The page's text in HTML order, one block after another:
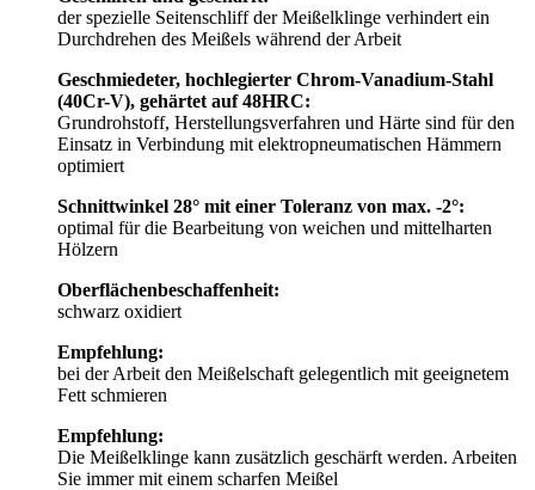
der spezielle Seitenschliff der Meißelklinge verhindert ein
Durchdrehen des Meißels während der Arbeit
Geschmiedeter, hochlegierter Chrom-Vanadium-Stahl
(40Cr-V), gehärtet auf 48HRC:
Grundrohstoff, Herstellungsverfahren und Härte sind für den
Einsatz in Verbindung mit elektropneumatischen Hämmern
optimiert
Schnittwinkel 28° mit einer Toleranz von max. -2°:
optimal für die Bearbeitung von weichen und mittelharten
Hölzern
Oberflächenbeschaffenheit:
schwarz oxidiert
Empfehlung:
bei der Arbeit den Meißelschaft gelegentlich mit geeignetem
Fett schmieren
Empfehlung:
Die Meißelklinge kann zusätzlich geschärft werden. Arbeiten
Sie immer mit einem scharfen Meißel